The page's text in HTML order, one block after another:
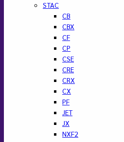
STAC
CB
CBX
CF
CP
CSE
CRE
CRX
CX
PF
JET
JX
NXF2